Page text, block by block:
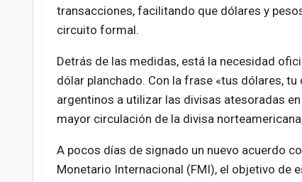
transacciones, facilitando que dólares y
circuito formal.
Detrás de las medidas, está la necesidad
dólar planchado. Con la frase «tus dólares,
argentinos a utilizar las divisas atesoradas
mayor circulación de la divisa
A pocos días de signado un nuevo acuerdo
Monetario Internacional (FMI), el objetivo de